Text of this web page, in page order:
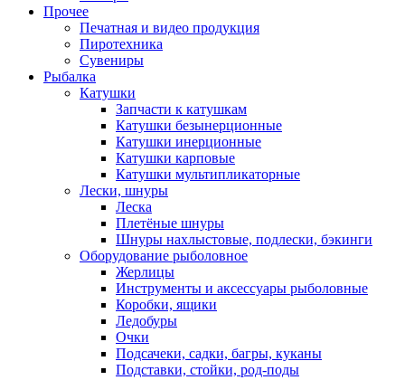
Прочее
Печатная и видео продукция
Пиротехника
Сувениры
Рыбалка
Катушки
Запчасти к катушкам
Катушки безынерционные
Катушки инерционные
Катушки карповые
Катушки мультипликаторные
Лески, шнуры
Леска
Плетёные шнуры
Шнуры нахлыстовые, подлески, бэкинги
Оборудование рыболовное
Жерлицы
Инструменты и аксессуары рыболовные
Коробки, ящики
Ледобуры
Очки
Подсачеки, садки, багры, куканы
Подставки, стойки, род-поды